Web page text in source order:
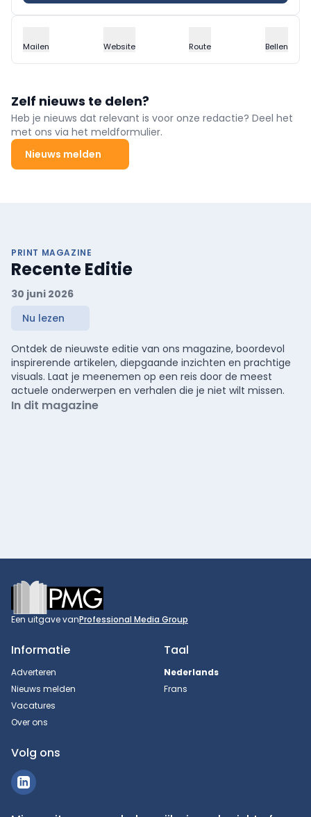
Mailen Website Route Bellen
Zelf nieuws te delen?
Heb je nieuws dat relevant is voor onze redactie? Deel het
met ons via het meldformulier.
Nieuws melden
PRINT MAGAZINE
Recente Editie
30 juni 2026
Nu lezen
Ontdek de nieuwste editie van ons magazine, boordevol
inspirerende artikelen, diepgaande inzichten en prachtige
visuals. Laat je meenemen op een reis door de meest
actuele onderwerpen en verhalen die je niet wilt missen.
In dit magazine
Footer
Een uitgave vanProfessional Media Group
Informatie
Adverteren
Nieuws melden
Vacatures
Over ons
Taal
Nederlands
Frans
Volg ons